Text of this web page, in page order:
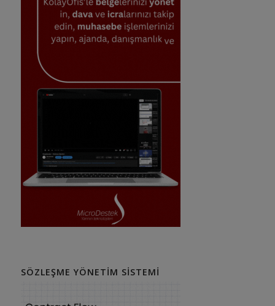
SÖZLEŞME YÖNETIM SISTEMI